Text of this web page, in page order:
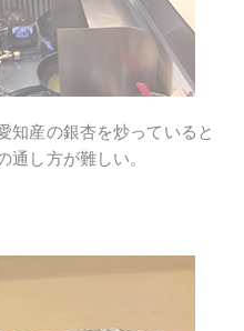
産の銀杏を炒っていると
通し方が難しい。